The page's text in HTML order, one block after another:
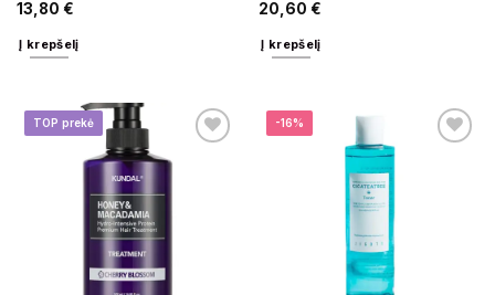
13,80 €
Į krepšelį
20,60 €
Į krepšelį
TOP prekė -16%